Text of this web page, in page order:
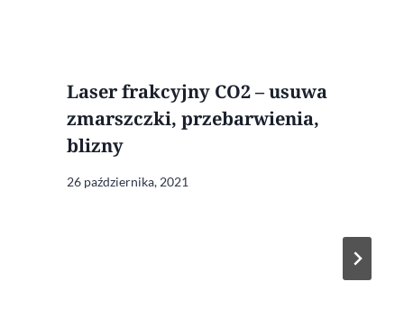
Laser frakcyjny CO2 – usuwa
zmarszczki, przebarwienia,
blizny
26 października, 2021